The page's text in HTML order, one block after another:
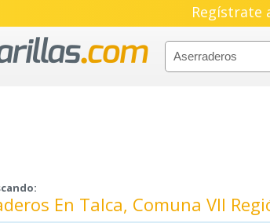
Regístrate
En Talca, Comuna VII